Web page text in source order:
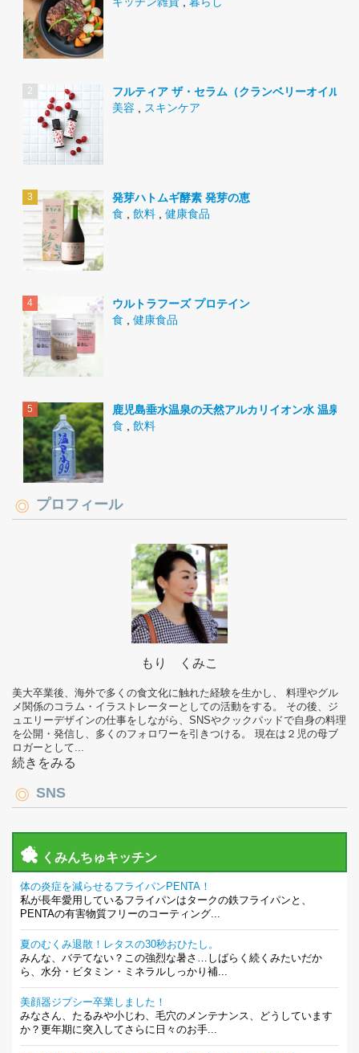
フルティア ザ・セラム（クランベリーオイル）
美容 , スキンケア
発芽ハトムギ酵素 発芽の恵
食 , 飲料 , 健康食品
ウルトラフーズ プロテイン
食 , 健康食品
鹿児島垂水温泉の天然アルカリイオン水 温泉水
食 , 飲料
プロフィール
もり くみこ
美大卒業後、海外で多くの食文化に触れた経験を生かし、 料理やグル
メ関係のコラム・イラストレーターとしての活動をする。 その後、ジ
ュエリーデザインの仕事をしながら、SNSやクックパッドで自身の料理
を公開・発信し、多くのフォロワーを引きつける。 現在は２児の母ブ
ロガーとして...
続きをみる
SNS
くみんちゅキッチン
体の炎症を減らせるフライパンPENTA！
私が長年愛用しているフライパンはタークの鉄フライパンと、
PENTAの有害物質フリーのコーティング...
夏のむくみ退散！レタスの30秒おひたし。
みんな、バテてない？この強烈な暑さ…しばらく続くみたいだか
ら、水分・ビタミン・ミネラルしっかり補...
美顔器ジプシー卒業しました！
みなさん、たるみや小じわ、毛穴のメンテナンス、どうしています
か？更年期に突入してさらに日々のお手...